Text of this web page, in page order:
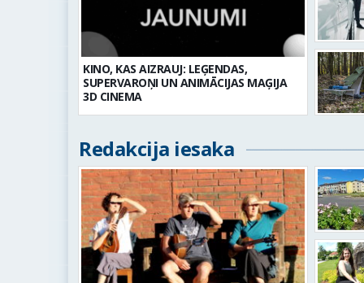
KINO, KAS AIZRAUJ: LEĢENDAS,
SUPERVAROŅI UN ANIMĀCIJAS MAĢIJA
3D CINEMA
Redakcija iesaka